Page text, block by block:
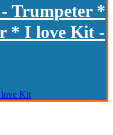
- Trumpeter *
* I love Kit -
Kit